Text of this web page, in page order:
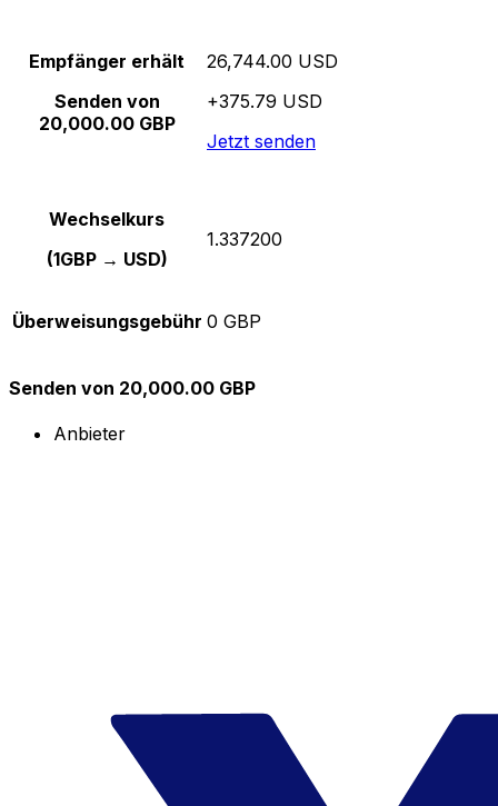
Empfänger erhält
Senden von
20,000.00 GBP
26,744.00 USD
+375.79 USD
Jetzt senden
Wechselkurs
(1GBP → USD)
1.337200
Überweisungsgebühr 0 GBP
Senden von 20,000.00 GBP
Anbieter